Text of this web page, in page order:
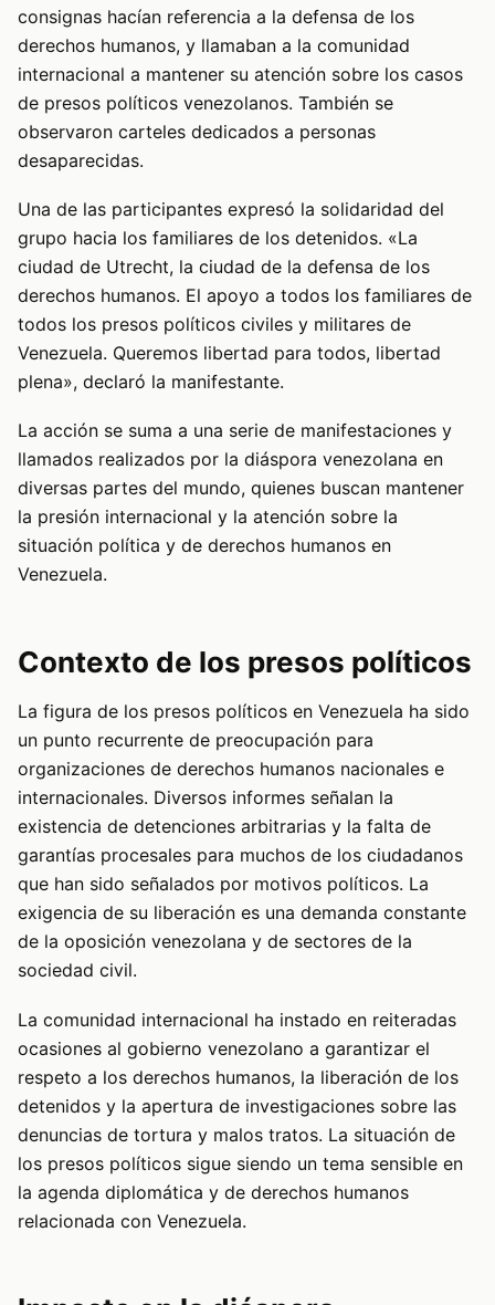
consignas hacían referencia a la defensa de los
derechos humanos, y llamaban a la comunidad
internacional a mantener su atención sobre los casos
de presos políticos venezolanos. También se
observaron carteles dedicados a personas
desaparecidas.
Una de las participantes expresó la solidaridad del
grupo hacia los familiares de los detenidos. «La
ciudad de Utrecht, la ciudad de la defensa de los
derechos humanos. El apoyo a todos los familiares de
todos los presos políticos civiles y militares de
Venezuela. Queremos libertad para todos, libertad
plena», declaró la manifestante.
La acción se suma a una serie de manifestaciones y
llamados realizados por la diáspora venezolana en
diversas partes del mundo, quienes buscan mantener
la presión internacional y la atención sobre la
situación política y de derechos humanos en
Venezuela.
Contexto de los presos políticos
La figura de los presos políticos en Venezuela ha sido
un punto recurrente de preocupación para
organizaciones de derechos humanos nacionales e
internacionales. Diversos informes señalan la
existencia de detenciones arbitrarias y la falta de
garantías procesales para muchos de los ciudadanos
que han sido señalados por motivos políticos. La
exigencia de su liberación es una demanda constante
de la oposición venezolana y de sectores de la
sociedad civil.
La comunidad internacional ha instado en reiteradas
ocasiones al gobierno venezolano a garantizar el
respeto a los derechos humanos, la liberación de los
detenidos y la apertura de investigaciones sobre las
denuncias de tortura y malos tratos. La situación de
los presos políticos sigue siendo un tema sensible en
la agenda diplomática y de derechos humanos
relacionada con Venezuela.